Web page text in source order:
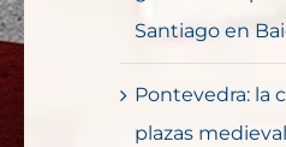
Santiago en
Pontevedra: la
plazas